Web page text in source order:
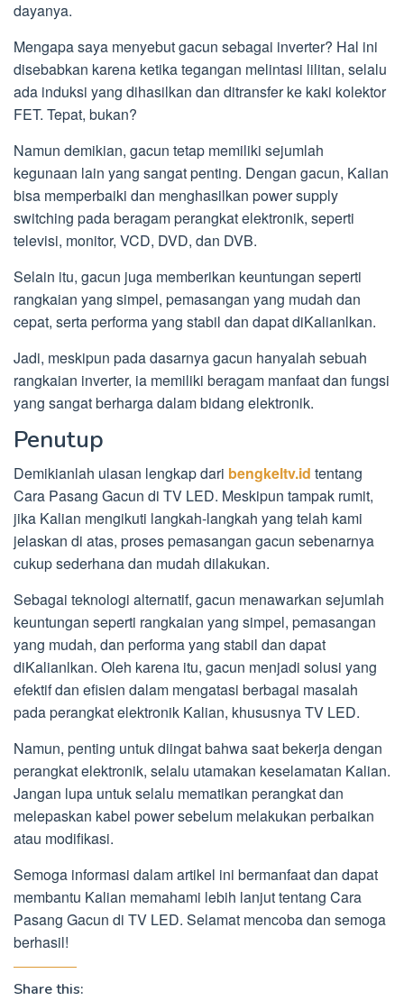
dayanya.
Mengapa saya menyebut gacun sebagai inverter? Hal ini
disebabkan karena ketika tegangan melintasi lilitan, selalu
ada induksi yang dihasilkan dan ditransfer ke kaki kolektor
FET. Tepat, bukan?
Namun demikian, gacun tetap memiliki sejumlah
kegunaan lain yang sangat penting. Dengan gacun, Kalian
bisa memperbaiki dan menghasilkan power supply
switching pada beragam perangkat elektronik, seperti
televisi, monitor, VCD, DVD, dan DVB.
Selain itu, gacun juga memberikan keuntungan seperti
rangkaian yang simpel, pemasangan yang mudah dan
cepat, serta performa yang stabil dan dapat diKalianlkan.
Jadi, meskipun pada dasarnya gacun hanyalah sebuah
rangkaian inverter, ia memiliki beragam manfaat dan fungsi
yang sangat berharga dalam bidang elektronik.
Penutup
Demikianlah ulasan lengkap dari bengkeltv.id tentang
Cara Pasang Gacun di TV LED. Meskipun tampak rumit,
jika Kalian mengikuti langkah-langkah yang telah kami
jelaskan di atas, proses pemasangan gacun sebenarnya
cukup sederhana dan mudah dilakukan.
Sebagai teknologi alternatif, gacun menawarkan sejumlah
keuntungan seperti rangkaian yang simpel, pemasangan
yang mudah, dan performa yang stabil dan dapat
diKalianlkan. Oleh karena itu, gacun menjadi solusi yang
efektif dan efisien dalam mengatasi berbagai masalah
pada perangkat elektronik Kalian, khususnya TV LED.
Namun, penting untuk diingat bahwa saat bekerja dengan
perangkat elektronik, selalu utamakan keselamatan Kalian.
Jangan lupa untuk selalu mematikan perangkat dan
melepaskan kabel power sebelum melakukan perbaikan
atau modifikasi.
Semoga informasi dalam artikel ini bermanfaat dan dapat
membantu Kalian memahami lebih lanjut tentang Cara
Pasang Gacun di TV LED. Selamat mencoba dan semoga
berhasil!
Share this: